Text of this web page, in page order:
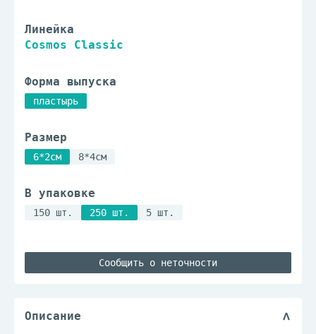
Линейка
Cosmos Classic
Форма выпуска
пластырь
Размер
6*2см 8*4см
В упаковке
150 шт. 250 шт. 5 шт.
Сообщить о неточности
Описание